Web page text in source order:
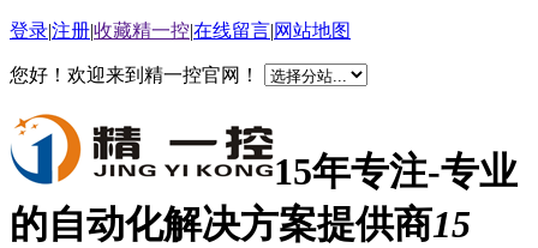
登录|注册|收藏精一控|在线留言|网站地图
您好！欢迎来到精一控官网！
15年专注-专业
的自动化解决方案提供商15